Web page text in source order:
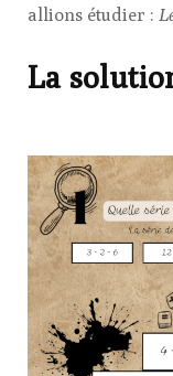
allions étudier :
La